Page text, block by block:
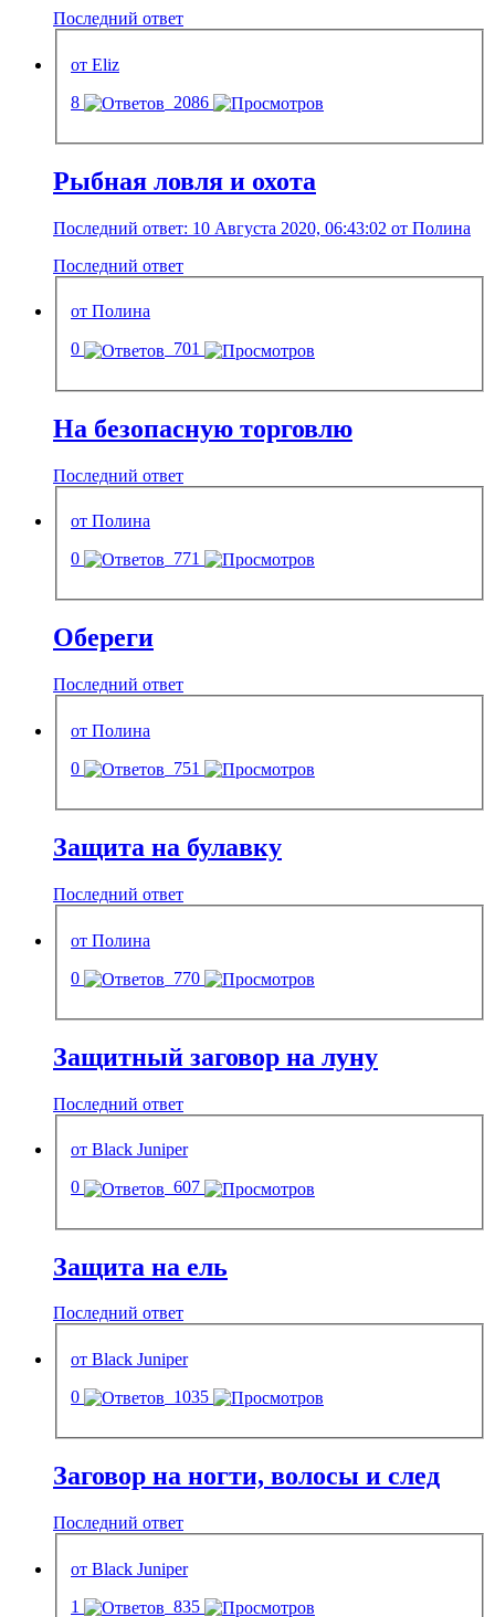
Последний ответ
от Eliz
8
2086
Рыбная ловля и охота
Последний ответ: 10 Августа 2020, 06:43:02 от Полина
Последний ответ
от Полина
0
701
На безопасную торговлю
Последний ответ
от Полина
0
771
Обереги
Последний ответ
от Полина
0
751
Защита на булавку
Последний ответ
от Полина
0
770
Защитный заговор на луну
Последний ответ
от Black Juniper
0
607
Защита на ель
Последний ответ
от Black Juniper
0
1035
Заговор на ногти, волосы и след
Последний ответ
от Black Juniper
1
835